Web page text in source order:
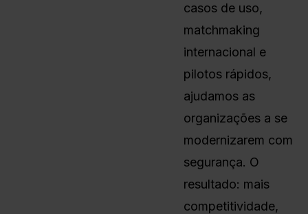
casos de uso,
matchmaking
internacional e
pilotos rápidos,
ajudamos as
organizações a se
modernizarem com
segurança. O
resultado: mais
competitividade,